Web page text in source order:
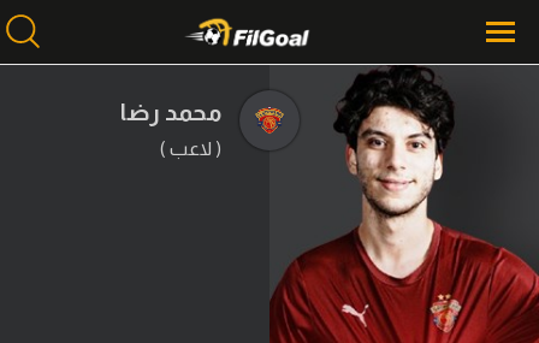
محتوى إخباري
الرئيسية
أخبار
مباريات
ميركاتو
محمد رضا
( لاعب )